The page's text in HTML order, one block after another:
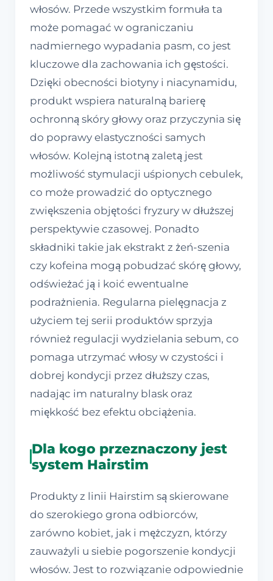
włosów. Przede wszystkim formuła ta
może pomagać w ograniczaniu
nadmiernego wypadania pasm, co jest
kluczowe dla zachowania ich gęstości.
Dzięki obecności biotyny i niacynamidu,
produkt wspiera naturalną barierę
ochronną skóry głowy oraz przyczynia się
do poprawy elastyczności samych
włosów. Kolejną istotną zaletą jest
możliwość stymulacji uśpionych cebulek,
co może prowadzić do optycznego
zwiększenia objętości fryzury w dłuższej
perspektywie czasowej. Ponadto
składniki takie jak ekstrakt z żeń-szenia
czy kofeina mogą pobudzać skórę głowy,
odświeżać ją i koić ewentualne
podrażnienia. Regularna pielęgnacja z
użyciem tej serii produktów sprzyja
również regulacji wydzielania sebum, co
pomaga utrzymać włosy w czystości i
dobrej kondycji przez dłuższy czas,
nadając im naturalny blask oraz
miękkość bez efektu obciążenia.
Dla kogo przeznaczony jest
system Hairstim
Produkty z linii Hairstim są skierowane
do szerokiego grona odbiorców,
zarówno kobiet, jak i mężczyzn, którzy
zauważyli u siebie pogorszenie kondycji
włosów. Jest to rozwiązanie odpowiednie